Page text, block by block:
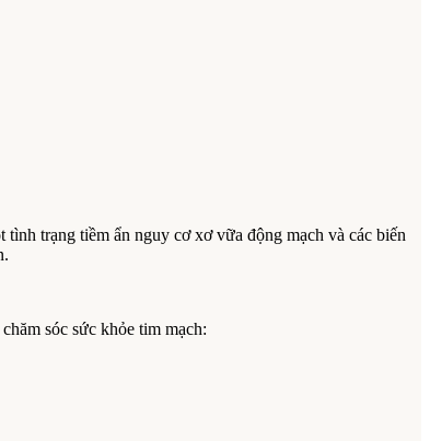
trạng tiềm ẩn nguy cơ xơ vữa động mạch và các biến
sóc sức khỏe tim mạch: